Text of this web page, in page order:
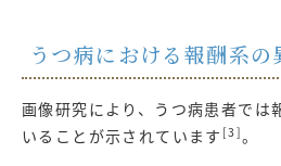
うつ病における報酬系の
画像研究により、うつ病患者では
いることが示されています [3]。